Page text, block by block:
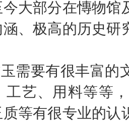
大部分在慱物馆
、极高的历史研
需要有很丰富的
工艺、用料等等
等有很专业的认